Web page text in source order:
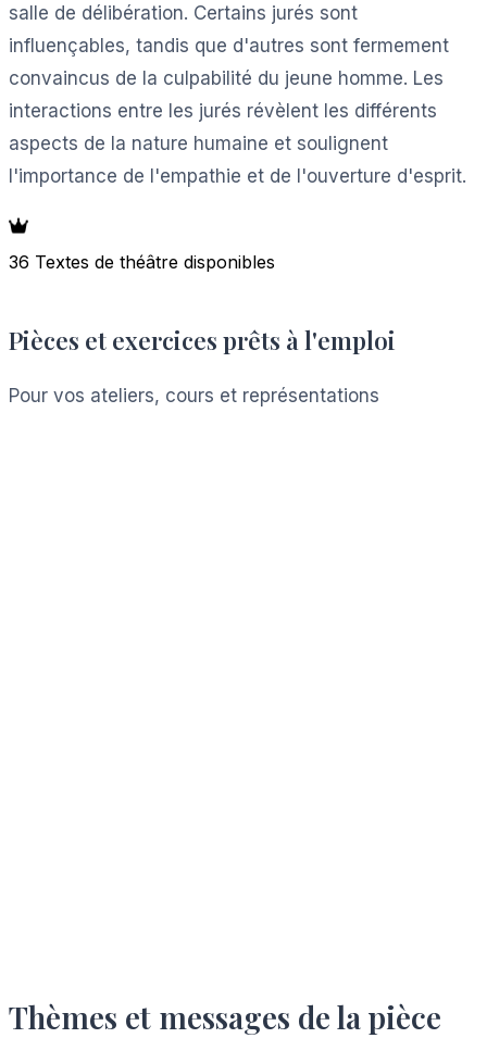
salle de délibération. Certains jurés sont
influençables, tandis que d'autres sont fermement
convaincus de la culpabilité du jeune homme. Les
interactions entre les jurés révèlent les différents
aspects de la nature humaine et soulignent
l'importance de l'empathie et de l'ouverture d'esprit.
36 Textes de théâtre disponibles
Pièces et exercices prêts à l'emploi
Pour vos ateliers, cours et représentations
Thèmes et messages de la pièce